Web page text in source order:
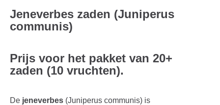
Jeneverbes zaden (Juniperus
communis)
Prijs voor het pakket van 20+
zaden (10 vruchten).
De jeneverbes (Juniperus communis) is